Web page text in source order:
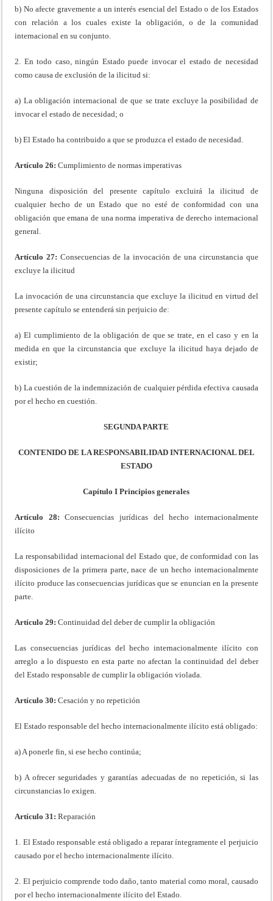
b) No afecte gravemente a un interés esencial del Estado o de los Estados
con relación a los cuales existe la obligación, o de la comunidad
internacional en su conjunto.
2. En todo caso, ningún Estado puede invocar el estado de necesidad
como causa de exclusión de la ilicitud si:
a) La obligación internacional de que se trate excluye la posibilidad de
invocar el estado de necesidad; o
b) El Estado ha contribuido a que se produzca el estado de necesidad.
Artículo 26: Cumplimiento de normas imperativas
Ninguna disposición del presente capítulo excluirá la ilicitud de
cualquier hecho de un Estado que no esté de conformidad con una
obligación que emana de una norma imperativa de derecho internacional
general.
Artículo 27: Consecuencias de la invocación de una circunstancia que
excluye la ilicitud
La invocación de una circunstancia que excluye la ilicitud en virtud del
presente capítulo se entenderá sin perjuicio de:
a) El cumplimiento de la obligación de que se trate, en el caso y en la
medida en que la circunstancia que excluye la ilicitud haya dejado de
existir;
b) La cuestión de la indemnización de cualquier pérdida efectiva causada
por el hecho en cuestión.
SEGUNDA PARTE
CONTENIDO DE LA RESPONSABILIDAD INTERNACIONAL DEL
ESTADO
Capítulo I Principios generales
Artículo 28: Consecuencias jurídicas del hecho internacionalmente
ilícito
La responsabilidad internacional del Estado que, de conformidad con las
disposiciones de la primera parte, nace de un hecho internacionalmente
ilícito produce las consecuencias jurídicas que se enuncian en la presente
parte.
Artículo 29: Continuidad del deber de cumplir la obligación
Las consecuencias jurídicas del hecho internacionalmente ilícito con
arreglo a lo dispuesto en esta parte no afectan la continuidad del deber
del Estado responsable de cumplir la obligación violada.
Artículo 30: Cesación y no repetición
El Estado responsable del hecho internacionalmente ilícito está obligado:
a) A ponerle fin, si ese hecho continúa;
b) A ofrecer seguridades y garantías adecuadas de no repetición, si las
circunstancias lo exigen.
Artículo 31: Reparación
1. El Estado responsable está obligado a reparar íntegramente el perjuicio
causado por el hecho internacionalmente ilícito.
2. El perjuicio comprende todo daño, tanto material como moral, causado
por el hecho internacionalmente ilícito del Estado.